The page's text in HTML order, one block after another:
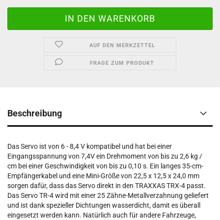
AUF DEN MERKZETTEL
FRAGE ZUM PRODUKT
Beschreibung
Das Servo ist von 6 - 8,4 V kompatibel und hat bei einer
Eingangsspannung von 7,4V ein Drehmoment von bis zu 2,6 kg /
cm bei einer Geschwindigkeit von bis zu 0,10 s. Ein langes 35-cm-
Empfängerkabel und eine Mini-Größe von 22,5 x 12,5 x 24,0 mm
sorgen dafür, dass das Servo direkt in den TRAXXAS TRX-4 passt.
Das Servo TR-4 wird mit einer 25 Zähne-Metallverzahnung geliefert
und ist dank spezieller Dichtungen wasserdicht, damit es überall
eingesetzt werden kann. Natürlich auch für andere Fahrzeuge,